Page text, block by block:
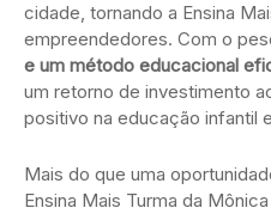
cidade, tornando a Ensina
empreendedores. Com o
e um método educacional
um retorno de investimento
positivo na educação infantil
Mais do que uma
Ensina Mais Turma da